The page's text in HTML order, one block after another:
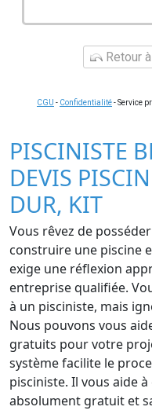
Retour
CGU - Confidentialité- Service
PISCINISTE
DEVIS
DUR, KIT
Vous rêvez de
construire une piscine
exige une réflexion
entreprise qualifiée.
à un pisciniste, mais
Nous pouvons vous
gratuits pour votre
système facilite le
pisciniste. Il vous aide
absolument gratuit et